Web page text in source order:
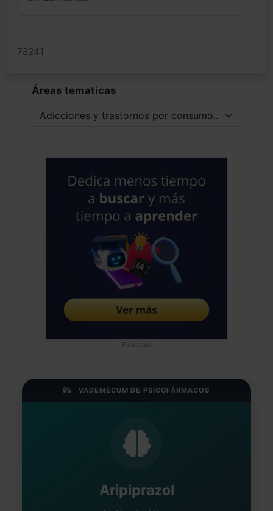
78241
Áreas tematicas
Publicidad
VADEMÉCUM DE PSICOFÁRMACOS
Aripiprazol